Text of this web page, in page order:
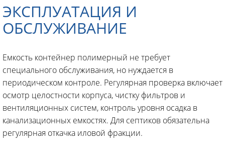
ЭКСПЛУАТАЦИЯ И
ОБСЛУЖИВАНИЕ
Емкость контейнер полимерный не требует
специального обслуживания, но нуждается в
периодическом контроле. Регулярная проверка включает
осмотр целостности корпуса, чистку фильтров и
вентиляционных систем, контроль уровня осадка в
канализационных емкостях. Для септиков обязательна
регулярная откачка иловой фракции.